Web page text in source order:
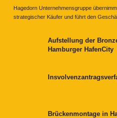
Hagedorn Unternehmensgruppe
strategischer Käufer und führt den
Aufstellung der
Hamburger HafenCity
Brückenmontage in